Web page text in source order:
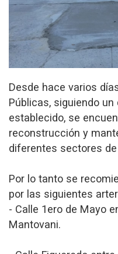
Desde hace varios
Públicas, siguiendo
establecido, se
reconstrucción y
diferentes sectores
Por lo tanto se
por las siguientes
- Calle 1ero de Mayo
Mantovani.